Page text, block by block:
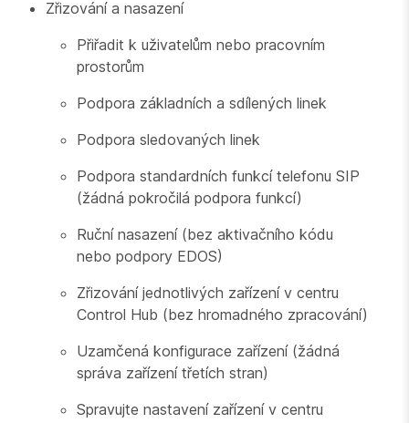
Zřizování a nasazení
Přiřadit k uživatelům nebo pracovním
prostorům
Podpora základních a sdílených linek
Podpora sledovaných linek
Podpora standardních funkcí telefonu SIP
(žádná pokročilá podpora funkcí)
Ruční nasazení (bez aktivačního kódu
nebo podpory EDOS)
Zřizování jednotlivých zařízení v centru
Control Hub (bez hromadného zpracování)
Uzamčená konfigurace zařízení (žádná
správa zařízení třetích stran)
Spravujte nastavení zařízení v centru